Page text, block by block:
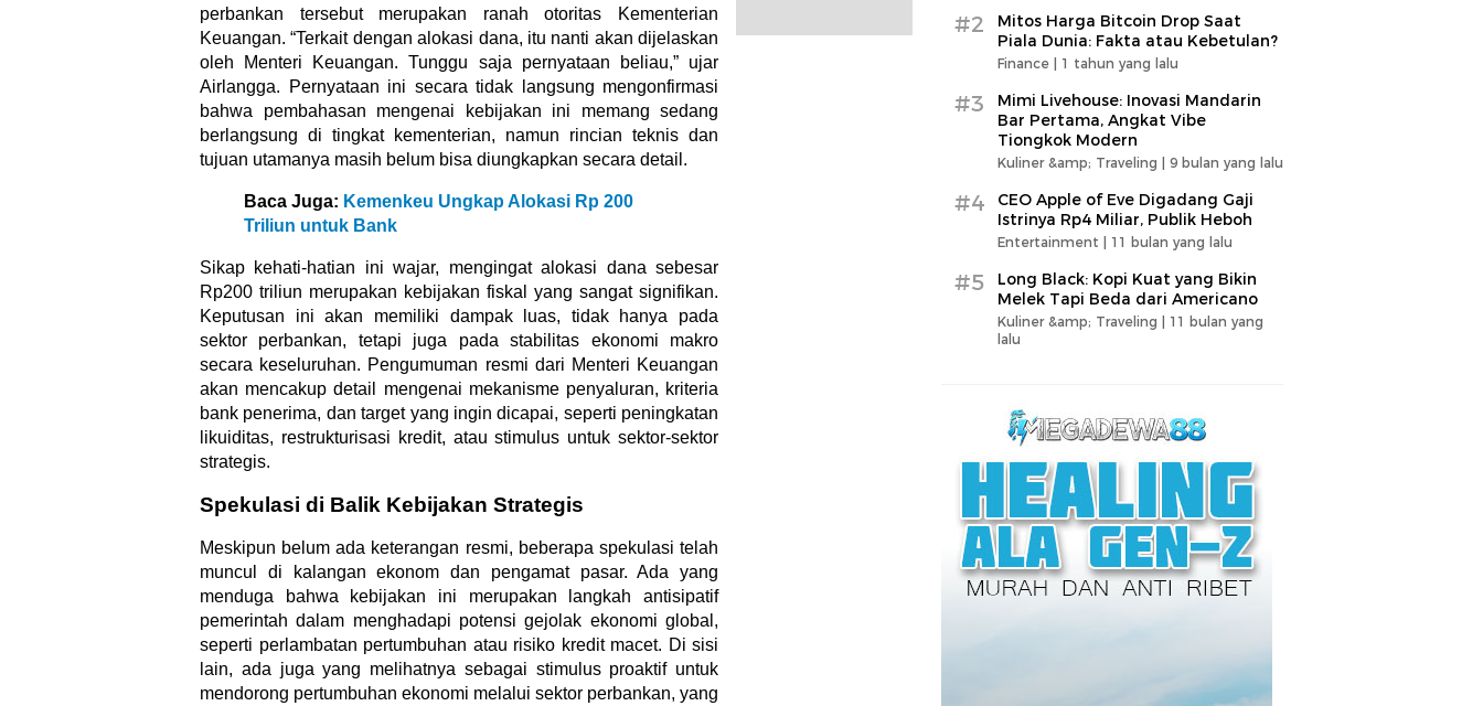
perbankan tersebut merupakan ranah otoritas Kementerian
Keuangan. “Terkait dengan alokasi dana, itu nanti akan dijelaskan
oleh Menteri Keuangan. Tunggu saja pernyataan beliau,” ujar
Airlangga. Pernyataan ini secara tidak langsung mengonfirmasi
bahwa pembahasan mengenai kebijakan ini memang sedang
berlangsung di tingkat kementerian, namun rincian teknis dan
tujuan utamanya masih belum bisa diungkapkan secara detail.
Baca Juga: Kemenkeu Ungkap Alokasi Rp 200
Triliun untuk Bank
Sikap kehati-hatian ini wajar, mengingat alokasi dana sebesar
Rp200 triliun merupakan kebijakan fiskal yang sangat signifikan.
Keputusan ini akan memiliki dampak luas, tidak hanya pada
sektor perbankan, tetapi juga pada stabilitas ekonomi makro
secara keseluruhan. Pengumuman resmi dari Menteri Keuangan
akan mencakup detail mengenai mekanisme penyaluran, kriteria
bank penerima, dan target yang ingin dicapai, seperti peningkatan
likuiditas, restrukturisasi kredit, atau stimulus untuk sektor-sektor
strategis.
Spekulasi di Balik Kebijakan Strategis
Meskipun belum ada keterangan resmi, beberapa spekulasi telah
muncul di kalangan ekonom dan pengamat pasar. Ada yang
menduga bahwa kebijakan ini merupakan langkah antisipatif
pemerintah dalam menghadapi potensi gejolak ekonomi global,
seperti perlambatan pertumbuhan atau risiko kredit macet. Di sisi
lain, ada juga yang melihatnya sebagai stimulus proaktif untuk
mendorong pertumbuhan ekonomi melalui sektor perbankan, yang
#2
Mitos Harga Bitcoin Drop Saat
Piala Dunia: Fakta atau Kebetulan?
Finance | 1 tahun yang lalu
#3
Mimi Livehouse: Inovasi Mandarin
Bar Pertama, Angkat Vibe
Tiongkok Modern
Kuliner &amp; Traveling | 9 bulan yang lalu
#4
CEO Apple of Eve Digadang Gaji
Istrinya Rp4 Miliar, Publik Heboh
Entertainment | 11 bulan yang lalu
#5
Long Black: Kopi Kuat yang Bikin
Melek Tapi Beda dari Americano
Kuliner &amp; Traveling | 11 bulan yang
lalu